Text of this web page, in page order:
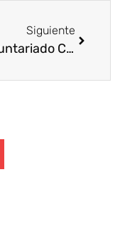
Siguiente
El Voluntariado Corporativo como herramienta estratégica __copia